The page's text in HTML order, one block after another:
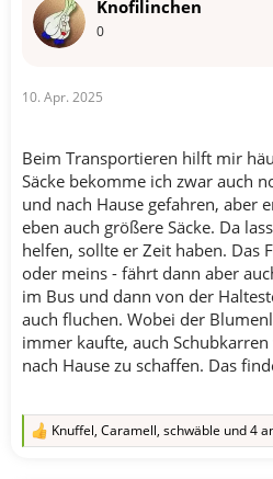
Knofilinchen
0
10. Apr. 2025
Beim Transportieren hilft mir
Säcke bekomme ich zwar auch
und nach Hause gefahren, aber
eben auch größere Säcke. Da
helfen, sollte er Zeit haben. Das
oder meins - fährt dann aber
im Bus und dann von der
auch fluchen. Wobei der
immer kaufte, auch
nach Hause zu schaffen. Das
R
Knuffel, Caramell, schwäble und 4